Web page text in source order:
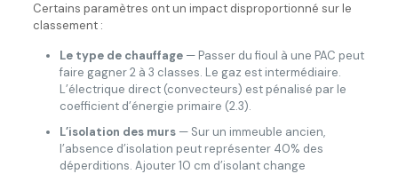
Certains paramètres ont un impact disproportionné sur le
classement :
Le type de chauffage— Passer du fioul à une PAC peut
faire gagner 2 à 3 classes. Le gaz est intermédiaire.
L’électrique direct (convecteurs) est pénalisé par le
coefficient d’énergie primaire (2.3).
L’isolation des murs— Sur un immeuble ancien,
l’absence d’isolation peut représenter 40% des
déperditions. Ajouter 10 cm d’isolant change